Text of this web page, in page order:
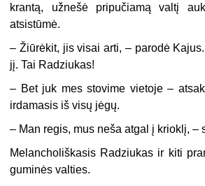
krantą, užnešė pripučiamą valtį
atsistūmė.
– Žiūrėkit, jis visai arti, – parodė
jį. Tai Radziukas!
– Bet juk mes stovime vietoje –
irdamasis iš visų jėgų.
– Man regis, mus neša atgal į krioklį, –
Melancholiškasis Radziukas ir kiti
guminės valties.